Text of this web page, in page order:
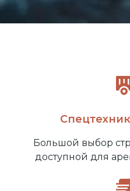
Большой выбор
доступной для